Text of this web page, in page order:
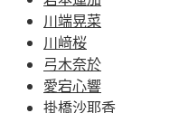
川端晃菜
川﨑桜
弓木奈於
愛宕心響
掛橋沙耶香